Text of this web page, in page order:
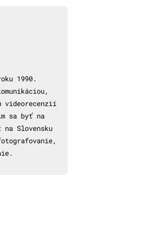
1990.
videorecenzií
sa byť na
Slovensku